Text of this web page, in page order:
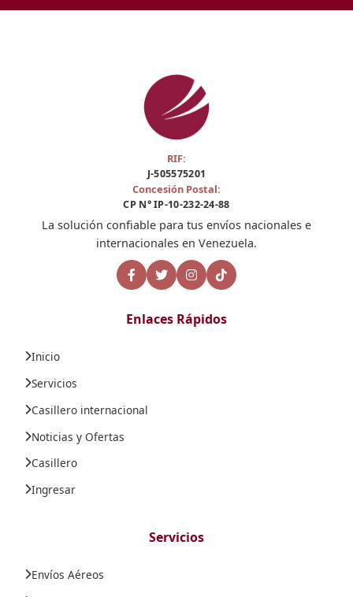
RIF:
J-505575201
Concesión Postal:
CP N° IP-10-232-24-88
La solución confiable para tus envíos nacionales e
internacionales en Venezuela.
Enlaces Rápidos
Inicio
Servicios
Casillero internacional
Noticias y Ofertas
Casillero
Ingresar
Servicios
Envíos Aéreos